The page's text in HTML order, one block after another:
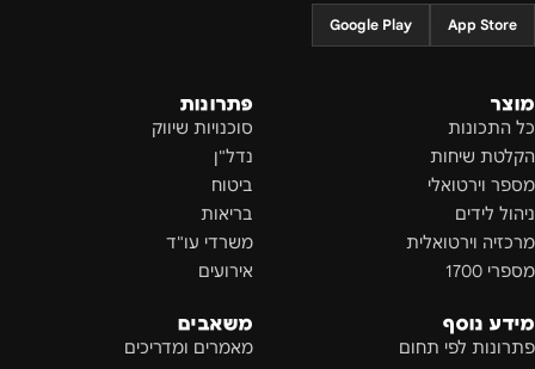
App Store
Google Play
מוצר
כל התכונות
הקלטת שיחות
מספר וירטואלי
ניהול לידים
מרכזיה וירטואלית
מספרי 1700
פתרונות
סוכנויות שיווק
נדל"ן
ביטוח
בריאות
משרדי עו"ד
אירועים
מידע נוסף
פתרונות לפי תחום
משאבים
מאמרים ומדריכים